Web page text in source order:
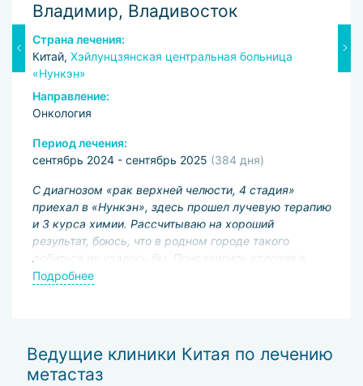
Владимир, Владивосток
Страна лечения:
Китай, Хэйлунцзянская центральная больница
«Нункэн»
Направление:
Онкология
Период лечения:
сентябрь 2024 - сентябрь 2025 (384 дня)
С диагнозом «рак верхней челюсти, 4 стадия»
приехал в «Нункэн», здесь прошел лучевую терапию
и 3 курса химии. Рассчитываю на хороший
результат, боюсь, что в родном городе такого
добиться не удалось бы. Понравились условия в
больнице и хорошее отношение врачей.
Подробнее
Ведущие клиники Китая по лечению
метастаз